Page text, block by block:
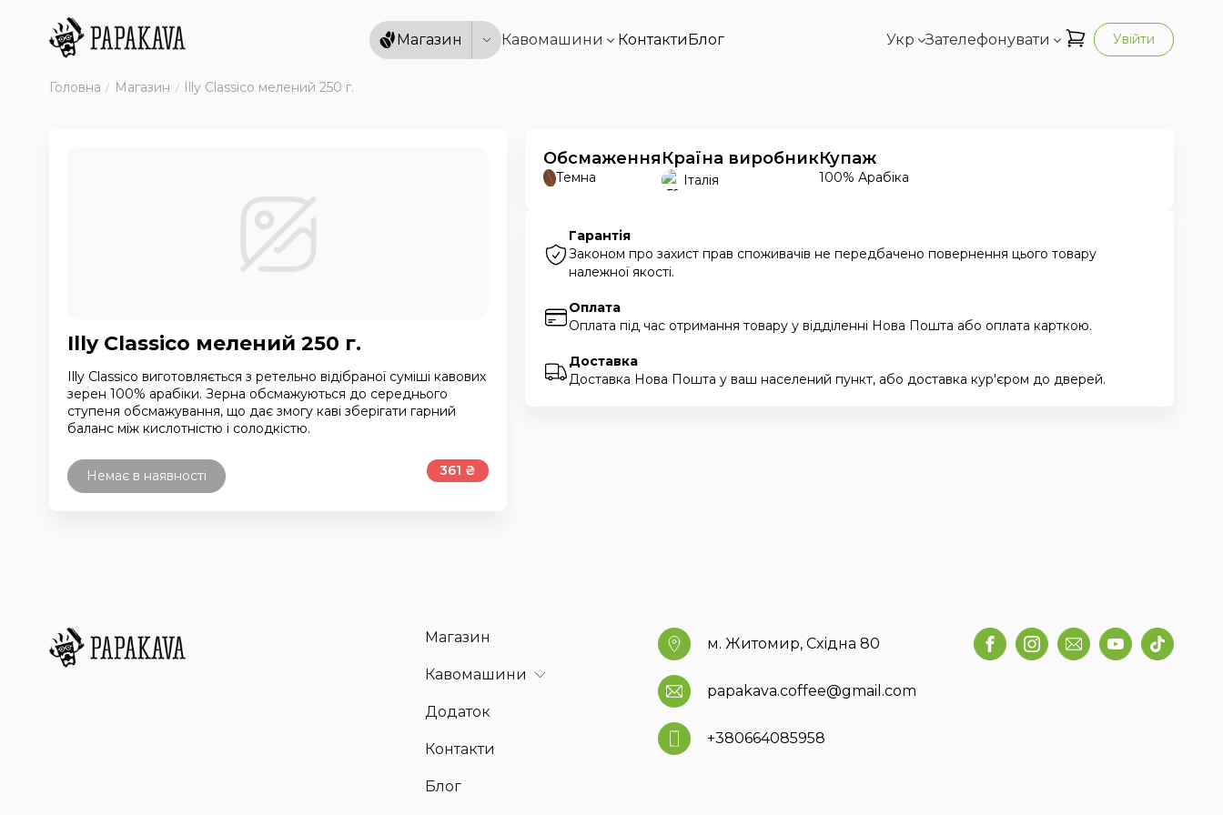
Магазин Кавомашини КонтактиБлог Укр Зателефонувати Увійти
Головна Магазин Illy Classico мелений 250 г.
Illy Classico мелений 250 г.
Illy Classico виготовляється з ретельно відібраної суміші кавових
зерен 100% арабіки. Зерна обсмажуються до середнього
ступеня обсмажування, що дає змогу каві зберігати гарний
баланс між кислотністю і солодкістю.
Немає в наявності 361 ₴
Обсмаження
Темна
Країна виробник
Італія
Купаж
100% Арабіка
Гарантія
Законом про захист прав споживачів не передбачено повернення цього товару
належної якості.
Оплата
Оплата під час отримання товару у відділенні Нова Пошта або оплата карткою.
Доставка
Доставка Нова Пошта у ваш населений пункт, або доставка кур'єром до дверей.
Магазин
Кавомашини
Додаток
Контакти
Блог
м. Житомир, Східна 80
papakava.coffee@gmail.com
+380664085958